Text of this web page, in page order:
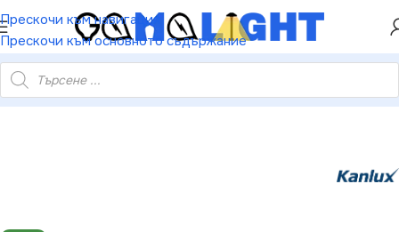
Прескочи към навигация
Прескочи към основното съдържание
НАМАЛЕНИЕ ОТ 5%
Компютърно-телефонно гнездо (RJ45 Cat 5e+RJ11) LOGI